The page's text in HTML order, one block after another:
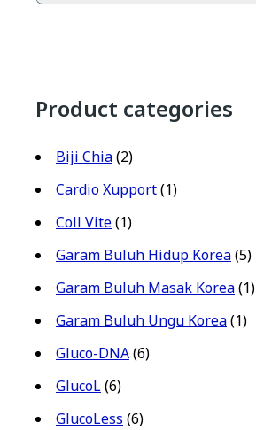
Product categories
Biji Chia(2)
Cardio Xupport(1)
Coll Vite(1)
Garam Buluh Hidup Korea(5)
Garam Buluh Masak Korea(1)
Garam Buluh Ungu Korea(1)
Gluco-DNA(6)
GlucoL(6)
GlucoLess (6)